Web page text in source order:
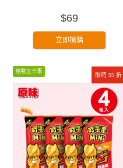
$69
立即搶購
限時 95 折
植物五辛素